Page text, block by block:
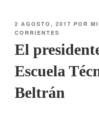
2 AGOSTO, 2017 POR
CORRIENTES
El
Escuela
Beltrán